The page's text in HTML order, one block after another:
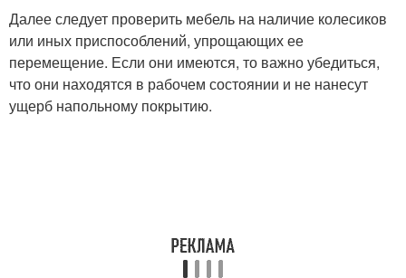
Далее следует проверить мебель на наличие колесиков
или иных приспособлений, упрощающих ее
перемещение. Если они имеются, то важно убедиться,
что они находятся в рабочем состоянии и не нанесут
ущерб напольному покрытию.